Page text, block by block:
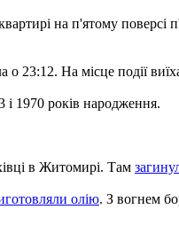
на п'ятому
23:12. На місце події
1970 років народження.
в Житомирі. Там
олію. З вогнем